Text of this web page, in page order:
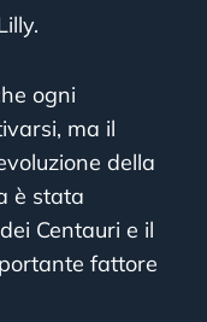
ogni
ma il
della
è stata
Centauri e il
fattore